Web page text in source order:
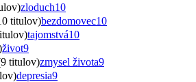
zloduch10
titulov)bezdomovec10
tajomstvá10
život9
titulov)zmysel života9
depresia9